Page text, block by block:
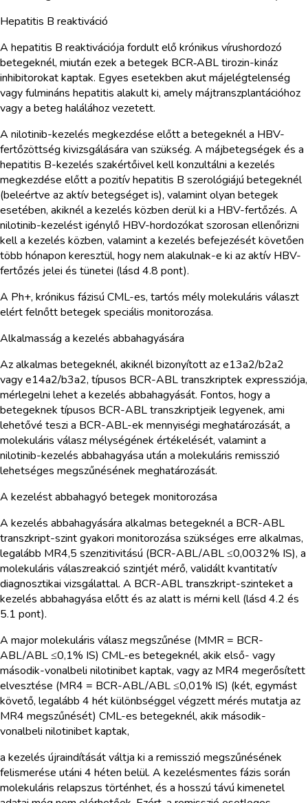
Hepatitis B reaktiváció
A hepatitis B reaktivációja fordult elő krónikus vírushordozó
betegeknél, miután ezek a betegek BCR‑ABL tirozin-kináz
inhibitorokat kaptak. Egyes esetekben akut májelégtelenség
vagy fulmináns hepatitis alakult ki, amely májtranszplantációhoz
vagy a beteg halálához vezetett.
A nilotinib-kezelés megkezdése előtt a betegeknél a HBV-
fertőzöttség kivizsgálására van szükség. A májbetegségek és a
hepatitis B-kezelés szakértőivel kell konzultálni a kezelés
megkezdése előtt a pozitív hepatitis B szerológiájú betegeknél
(beleértve az aktív betegséget is), valamint olyan betegek
esetében, akiknél a kezelés közben derül ki a HBV-fertőzés. A
nilotinib-kezelést igénylő HBV-hordozókat szorosan ellenőrizni
kell a kezelés közben, valamint a kezelés befejezését követően
több hónapon keresztül, hogy nem alakulnak-e ki az aktív HBV-
fertőzés jelei és tünetei (lásd 4.8 pont).
A Ph+, krónikus fázisú CML-es, tartós mély molekuláris választ
elért felnőtt betegek speciális monitorozása.
Alkalmasság a kezelés abbahagyására
Az alkalmas betegeknél, akiknél bizonyított az e13a2/b2a2
vagy e14a2/b3a2, típusos BCR-ABL transzkriptek expressziója,
mérlegelni lehet a kezelés abbahagyását. Fontos, hogy a
betegeknek típusos BCR-ABL transzkriptjeik legyenek, ami
lehetővé teszi a BCR-ABL-ek mennyiségi meghatározását, a
molekuláris válasz mélységének értékelését, valamint a
nilotinib-kezelés abbahagyása után a molekuláris remisszió
lehetséges megszűnésének meghatározását.
A kezelést abbahagyó betegek monitorozása
A kezelés abbahagyására alkalmas betegeknél a BCR-ABL
transzkript-szint gyakori monitorozása szükséges erre alkalmas,
legalább MR4,5 szenzitivitású (BCR-ABL/ABL ≤0,0032% IS), a
molekuláris válaszreakció szintjét mérő, validált kvantitatív
diagnosztikai vizsgálattal. A BCR-ABL transzkript-szinteket a
kezelés abbahagyása előtt és az alatt is mérni kell (lásd 4.2 és
5.1 pont).
A major molekuláris válasz megszűnése (MMR = BCR-
ABL/ABL ≤0,1% IS) CML-es betegeknél, akik első- vagy
második-vonalbeli nilotinibet kaptak, vagy az MR4 megerősített
elvesztése (MR4 = BCR-ABL/ABL ≤0,01% IS) (két, egymást
követő, legalább 4 hét különbséggel végzett mérés mutatja az
MR4 megszűnését) CML-es betegeknél, akik második-
vonalbeli nilotinibet kaptak,
a kezelés újraindítását váltja ki a remisszió megszűnésének
felismerése utáni 4 héten belül. A kezelésmentes fázis során
molekuláris relapszus történhet, és a hosszú távú kimenetel